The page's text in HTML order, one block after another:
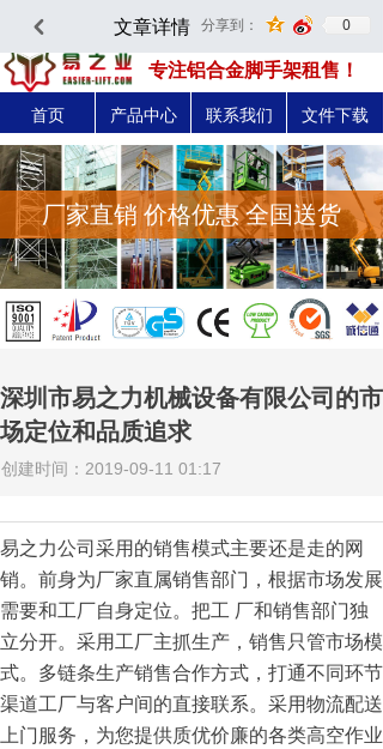
深圳市易之力机械设备有限公司-官方网站
专注铝合金脚手架租售！
首页 产品中心 联系我们 文件下载
厂家直销 价格优惠 全国送货
深圳市易之力机械设备有限公司的市
场定位和品质追求
创建时间： 2019-09-11 01:17
易之力公司采用的销售模式主要还是走的网
销。前身为厂家直属销售部门，根据市场发展
需要和工厂自身定位。把工 厂和销售部门独
立分开。采用工厂主抓生产，销售只管市场模
式。多链条生产销售合作方式，打通不同环节
渠道工厂与客户间的直接联系。采用物流配送
上门服务，为您提供质优价廉的各类高空作业
낒 文章详情 分享到： 0